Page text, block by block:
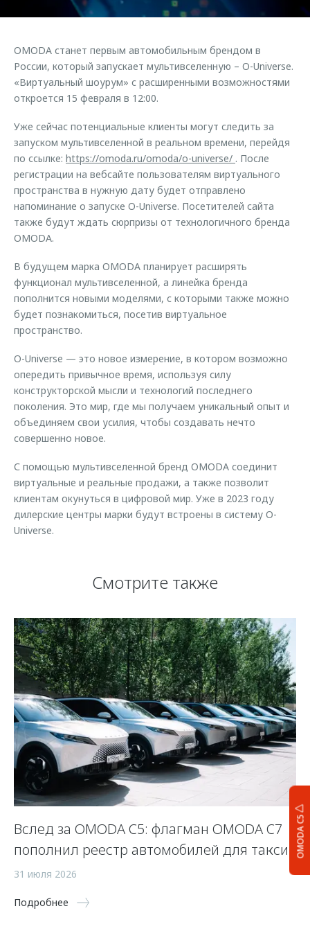
Страхование
Аксессуары
Одежда и сувениры
Оригинальные аксессуары
Запчасти
Трейд-ин
Калькулятор трейд-ин
Клиентская поддержка
Клуб владельцев OMODA
Приложение O&J
Одежда и сувениры
Оригинальные аксессуары
Запчасти
Обратная связь
OMODA C5
OMODA станет первым автомобильным брендом в
России, который запускает мультивселенную – O-Universe.
«Виртуальный шоурум» с расширенными возможностями
откроется 15 февраля в 12:00.
Уже сейчас потенциальные клиенты могут следить за
запуском мультивселенной в реальном времени, перейдя
по ссылке: https://omoda.ru/omoda/o-universe/ . После
регистрации на вебсайте пользователям виртуального
пространства в нужную дату будет отправлено
напоминание о запуске O-Universe. Посетителей сайта
также будут ждать сюрпризы от технологичного бренда
OMODA.
В будущем марка OMODA планирует расширять
функционал мультивселенной, а линейка бренда
пополнится новыми моделями, с которыми также можно
будет познакомиться, посетив виртуальное
пространство.
O-Universe — это новое измерение, в котором возможно
опередить привычное время, используя силу
конструкторской мысли и технологий последнего
поколения. Это мир, где мы получаем уникальный опыт и
объединяем свои усилия, чтобы создавать нечто
совершенно новое.
С помощью мультивселенной бренд OMODA соединит
виртуальные и реальные продажи, а также позволит
клиентам окунуться в цифровой мир. Уже в 2023 году
дилерские центры марки будут встроены в систему O-
Universe.
Смотрите также
Вслед за OMODA C5: флагман OMODA C7
пополнил реестр автомобилей для такси
31 июля 2026
Подробнее